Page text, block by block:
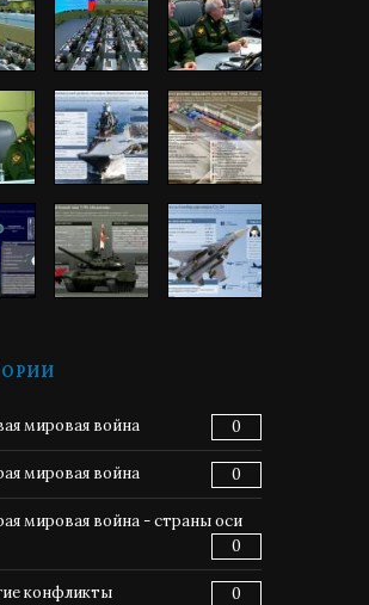
мировая война 0
мировая война 0
мировая война - страны оси
0
конфликты 0